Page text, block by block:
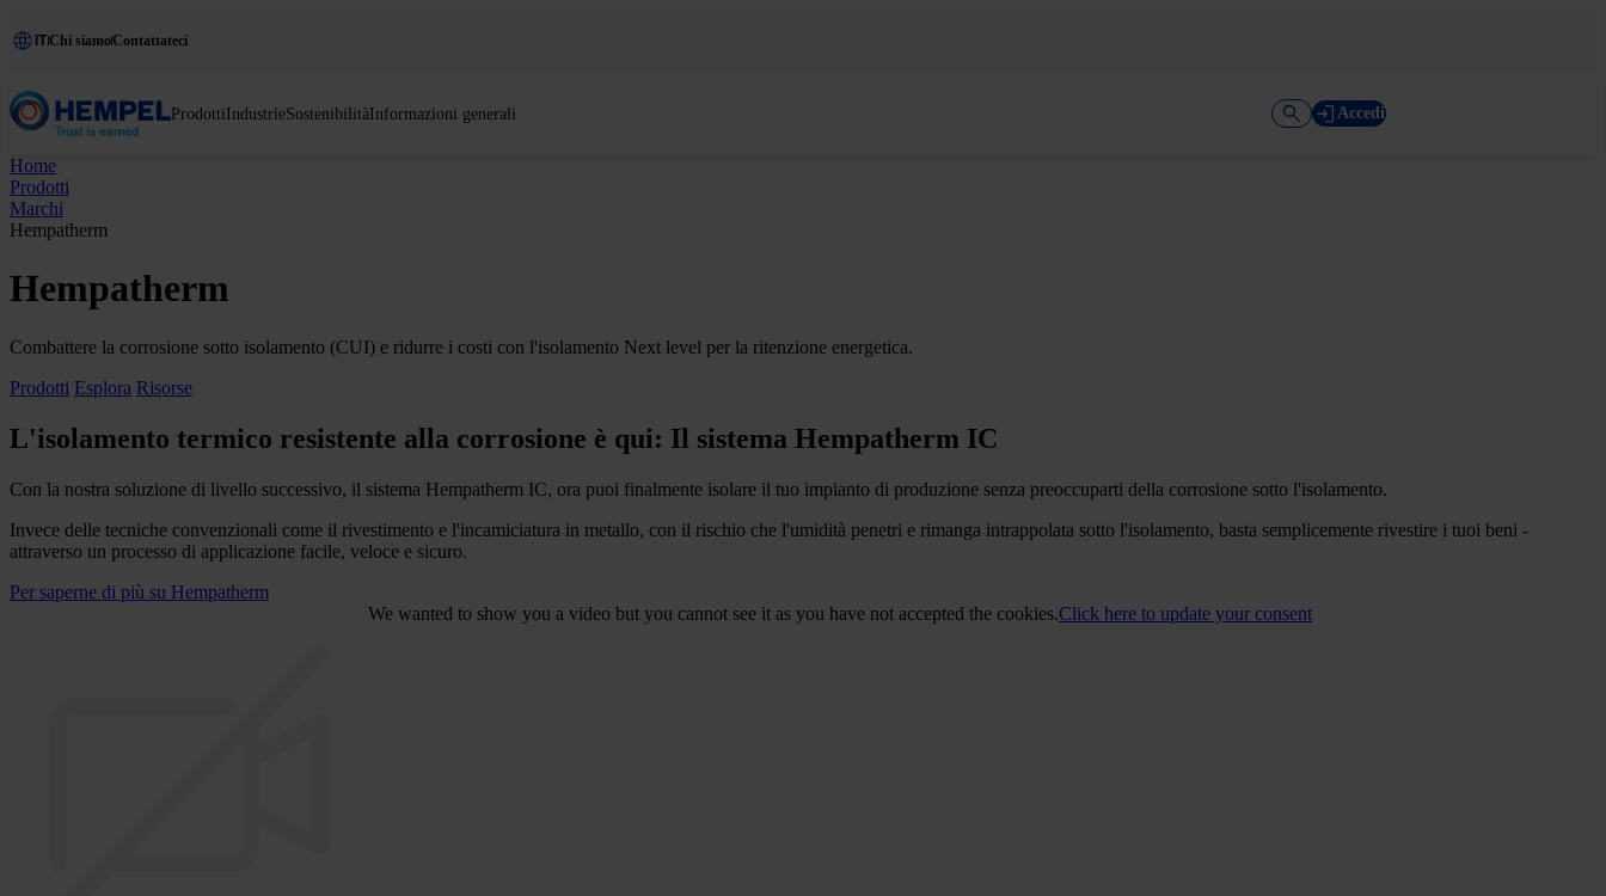
ITChi siamoContattateci
ProdottiIndustrieSostenibilitàInformazioni generali Accedi
Home
Prodotti
Marchi
Hempatherm
Hempatherm
Combattere la corrosione sotto isolamento (CUI) e ridurre i costi con l'isolamento Next level per la ritenzione energetica.
Prodotti Esplora Risorse
L'isolamento termico resistente alla corrosione è qui: Il sistema Hempatherm IC
Con la nostra soluzione di livello successivo, il sistema Hempatherm IC, ora puoi finalmente isolare il tuo impianto di produzione senza preoccuparti della corrosione sotto l'isolamento.
Invece delle tecniche convenzionali come il rivestimento e l'incamiciatura in metallo, con il rischio che l'umidità penetri e rimanga intrappolata sotto l'isolamento, basta semplicemente rivestire i tuoi beni -
attraverso un processo di applicazione facile, veloce e sicuro.
Per saperne di più su Hempatherm
We wanted to show you a video but you cannot see it as you have not accepted the cookies.Click here to update your consent